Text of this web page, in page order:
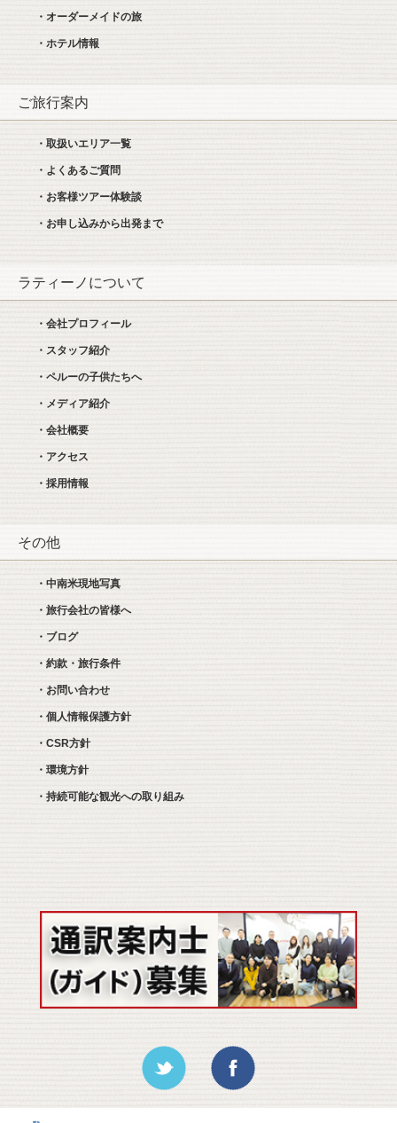
・オーダーメイドの旅
・ホテル情報
ご旅行案内
・取扱いエリア一覧
・よくあるご質問
・お客様ツアー体験談
・お申し込みから出発まで
ラティーノについて
・会社プロフィール
・スタッフ紹介
・ペルーの子供たちへ
・メディア紹介
・会社概要
・アクセス
・採用情報
その他
・中南米現地写真
・旅行会社の皆様へ
・ブログ
・約款・旅行条件
・お問い合わせ
・個人情報保護方針
・CSR方針
・環境方針
・持続可能な観光への取り組み